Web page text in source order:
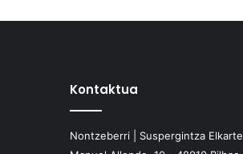
Kontaktua
Nontzeberri | Suspergintza